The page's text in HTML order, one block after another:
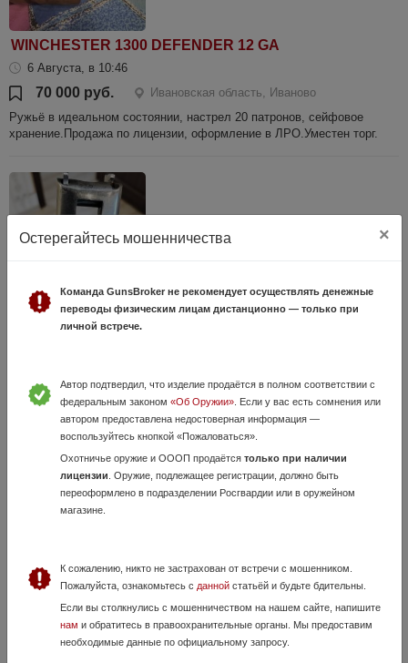
WINCHESTER 1300 DEFENDER 12 GA
6 Августа, в 10:46
70 000 руб.
Ивановская область, Иваново
Ружьё в идеальном состоянии, настрел 20 патронов, сейфовое
хранение.Продажа по лицензии, оформление в ЛРО.Уместен торг.
Подойдет как первое ружье,реальному покупателю бонусы
Вепрь 12 впо 205-03
18 Июня, в 22:06
60 000 руб.
Ивановская область
Остерегайтесь мошенничества ×
Команда GunsBroker не рекомендует осуществлять денежные
переводы физическим лицам дистанционно — только при
личной встрече.
Автор подтвердил, что изделие продаётся в полном соответствии с
федеральным законом «Об Оружии». Если у вас есть сомнения или
автором предоставлена недостоверная информация —
воспользуйтесь кнопкой «Пожаловаться».
Охотничье оружие и ОООП продаётся только при наличии
лицензии . Оружие, подлежащее регистрации, должно быть
переоформлено в подразделении Росгвардии или в оружейном
магазине.
К сожалению, никто не застрахован от встречи с мошенником.
Пожалуйста, ознакомьтесь с даннойстатьёй и будьте бдительны.
Если вы столкнулись с мошенничеством на нашем сайте, напишите
нам и обратитесь в правоохранительные органы. Мы предоставим
необходимые данные по официальному запросу.